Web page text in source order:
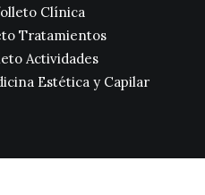
Clínica
Tratamientos
Actividades
Estética y Capilar